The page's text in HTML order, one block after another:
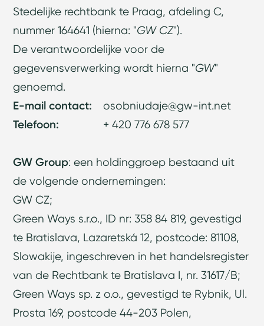
Stedelijke rechtbank te Praag, afdeling C,
nummer 164641 (hierna: "GW CZ").
De verantwoordelijke voor de
gegevensverwerking wordt hierna "GW"
genoemd.
E-mail contact:
osobniudaje@gw-int.net
Telefoon:
+ 420 776 678 577
GW Group: een holdinggroep bestaand uit
de volgende ondernemingen:
GW CZ;
Green Ways s.r.o., ID nr: 358 84 819, gevestigd
te Bratislava, Lazaretská 12, postcode: 81108,
Slowakije, ingeschreven in het handelsregister
van de Rechtbank te Bratislava I, nr. 31617/B;
Green Ways sp. z o.o., gevestigd te Rybnik, Ul.
Prosta169, postcode 44-203 Polen,